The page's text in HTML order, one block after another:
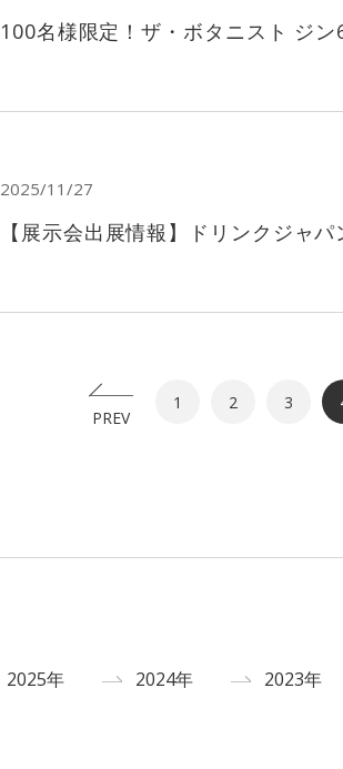
100名様限定！ザ・ボタニスト ジ
2025/11/27
【展示会出展情報】ドリンクジャ
PREV
1 2 3
2025年 2024年 2023年